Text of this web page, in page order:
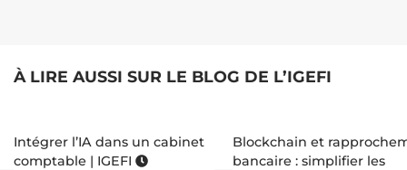
À LIRE AUSSI SUR LE BLOG DE L’IGEFI
Intégrer l’IA dans un cabinet
comptable | IGEFI
Blockchain et
bancaire : simplifier les